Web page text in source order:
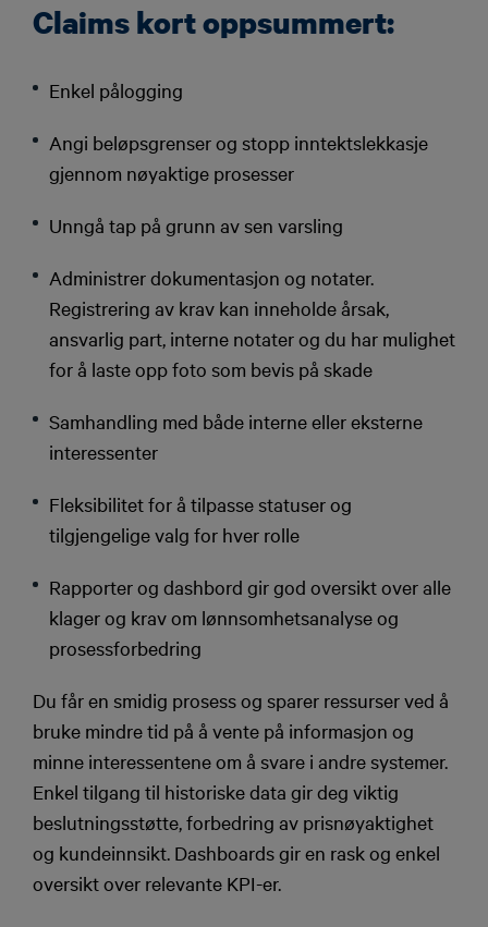
Claims kort oppsummert:
Enkel pålogging
Angi beløpsgrenser og stopp inntektslekkasje
gjennom nøyaktige prosesser
Unngå tap på grunn av sen varsling
Administrer dokumentasjon og notater.
Registrering av krav kan inneholde årsak,
ansvarlig part, interne notater og du har mulighet
for å laste opp foto som bevis på skade
Samhandling med både interne eller eksterne
interessenter
Fleksibilitet for å tilpasse statuser og
tilgjengelige valg for hver rolle
Rapporter og dashbord gir god oversikt over alle
klager og krav om lønnsomhetsanalyse og
prosessforbedring
Du får en smidig prosess og sparer ressurser ved å
bruke mindre tid på å vente på informasjon og
minne interessentene om å svare i andre systemer.
Enkel tilgang til historiske data gir deg viktig
beslutningsstøtte, forbedring av prisnøyaktighet
og kundeinnsikt. Dashboards gir en rask og enkel
oversikt over relevante KPI-er.